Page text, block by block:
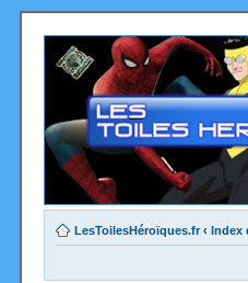
LesToilesHéroïques.fr ‹ Index